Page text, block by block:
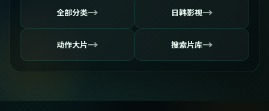
全部分类→ 日韩影视→
动作大片→ 搜索片库→